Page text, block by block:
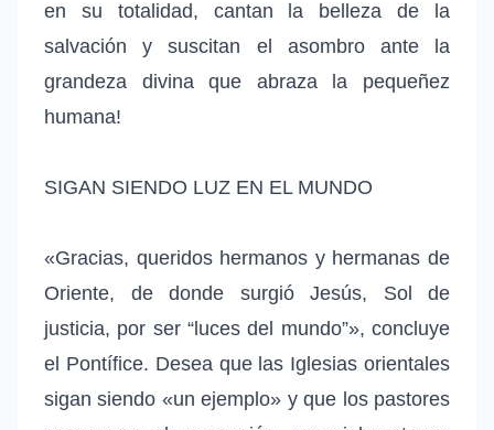
en su totalidad, cantan la belleza de la
salvación y suscitan el asombro ante la
grandeza divina que abraza la pequeñez
humana!
SIGAN SIENDO LUZ EN EL MUNDO
«Gracias, queridos hermanos y hermanas de
Oriente, de donde surgió Jesús, Sol de
justicia, por ser “luces del mundo”», concluye
el Pontífice. Desea que las Iglesias orientales
sigan siendo «un ejemplo» y que los pastores